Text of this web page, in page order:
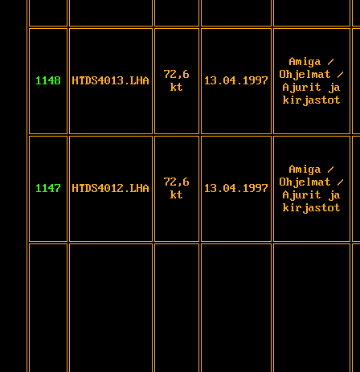
1148 HTDS4013.LHA
72,6
kt
13.04.1997
Amiga /
Ohjelmat /
Ajurit ja
kirjastot
1147 HTDS4012.LHA
72,6
kt
13.04.1997
Amiga /
Ohjelmat /
Ajurit ja
kirjastot